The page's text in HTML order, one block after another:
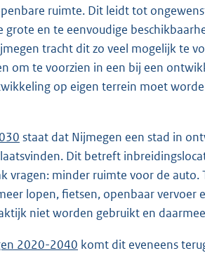
ruimte. Dit leidt tot
grote en te eenvoudige
tracht dit zo veel mogelijk te
om te voorzien in een bij een
op eigen terrein moet
staat dat Nijmegen een stad in
Dit betreft
vragen: minder ruimte voor de
lopen, fietsen, openbaar vervoer
niet worden gebruikt en
2020-2040 komt dit eveneens